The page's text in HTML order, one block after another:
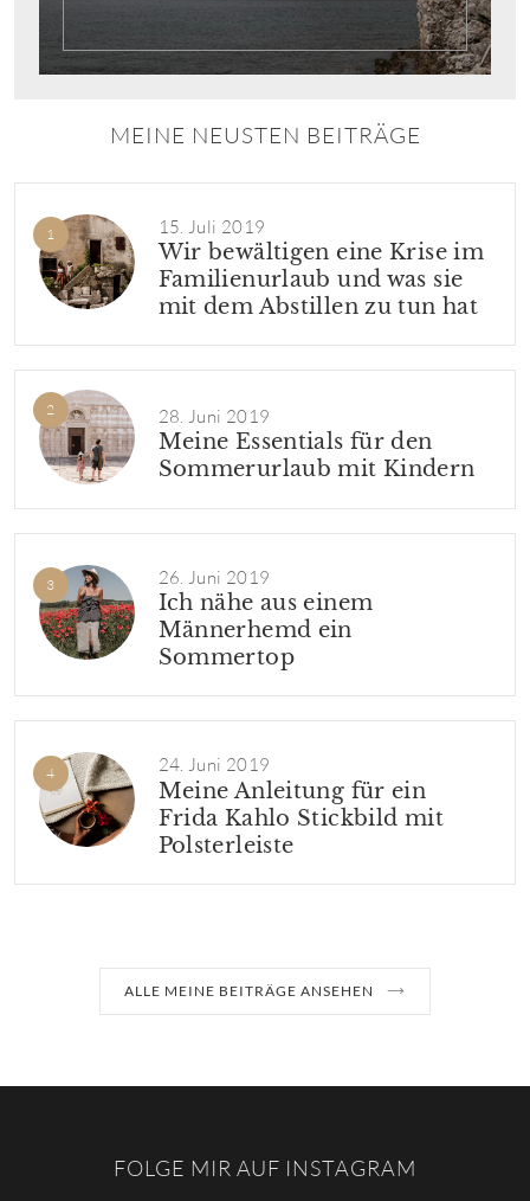
MEINE NEUSTEN BEITRÄGE
15. Juli 2019
Wir bewältigen eine Krise im
Familienurlaub und was sie
mit dem Abstillen zu tun hat
28. Juni 2019
Meine Essentials für den
Sommerurlaub mit Kindern
26. Juni 2019
Ich nähe aus einem
Männerhemd ein
Sommertop
24. Juni 2019
Meine Anleitung für ein
Frida Kahlo Stickbild mit
Polsterleiste
ALLE MEINE BEITRÄGE ANSEHEN
FOLGE MIR AUF INSTAGRAM